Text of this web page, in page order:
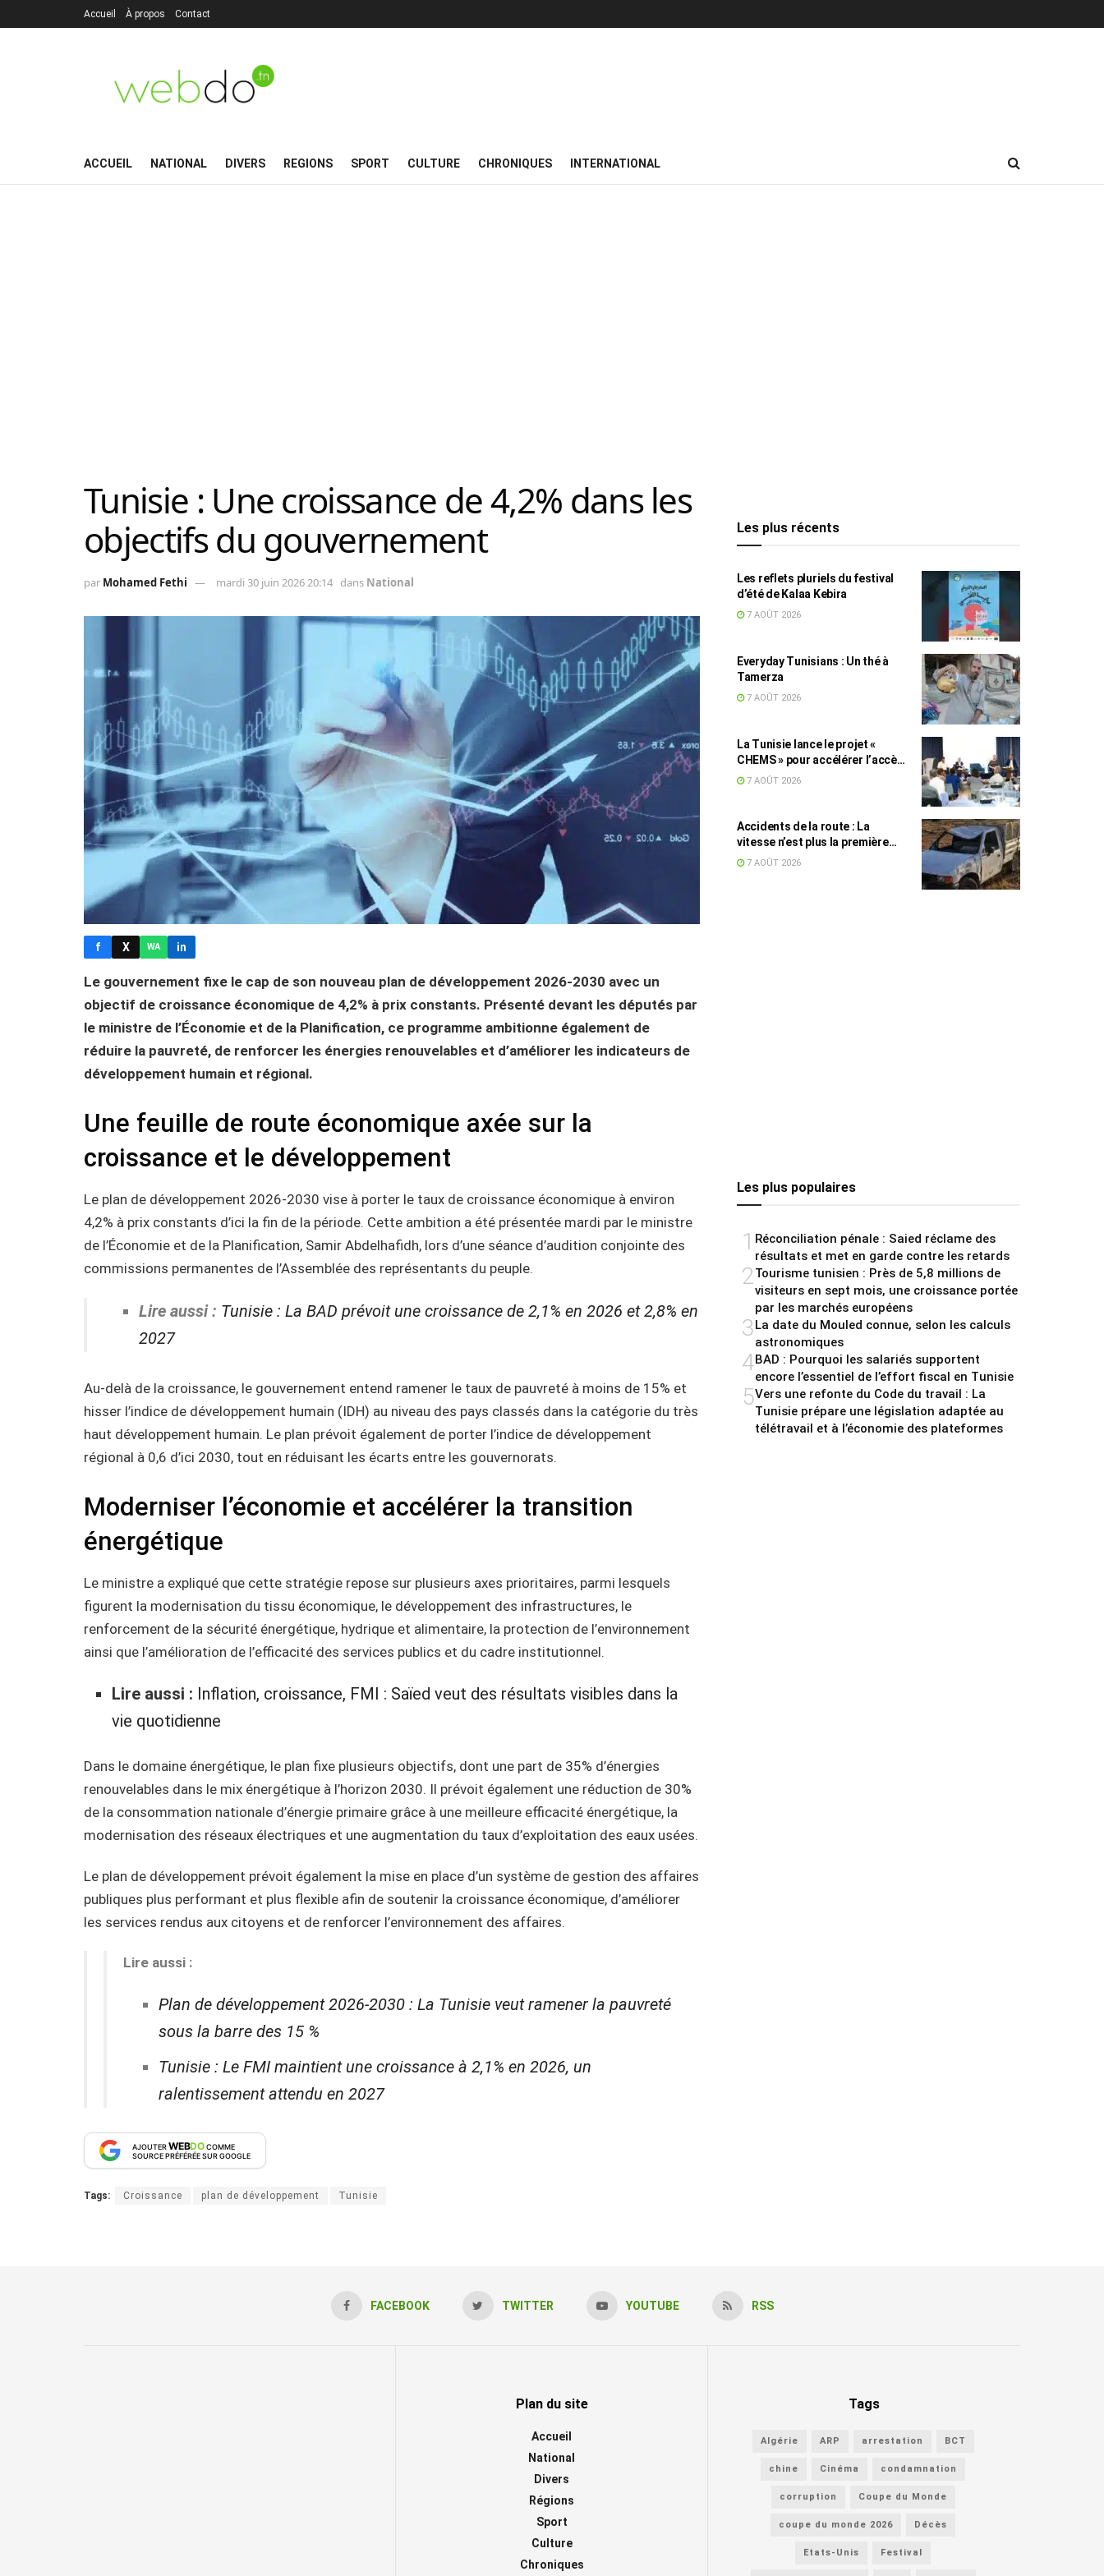
Accueil À propos Contact
ACCUEIL NATIONAL DIVERS REGIONS SPORT CULTURE CHRONIQUES INTERNATIONAL
Tunisie : Une croissance de 4,2% dans les
objectifs du gouvernement
par Mohamed Fethi mardi 30 juin 2026 20:14 dans National
f X WA in
Le gouvernement fixe le cap de son nouveau plan de développement 2026-2030 avec un
objectif de croissance économique de 4,2% à prix constants. Présenté devant les députés par
le ministre de l’Économie et de la Planification, ce programme ambitionne également de
réduire la pauvreté, de renforcer les énergies renouvelables et d’améliorer les indicateurs de
développement humain et régional.
Une feuille de route économique axée sur la
croissance et le développement
Le plan de développement 2026-2030 vise à porter le taux de croissance économique à environ
4,2% à prix constants d’ici la fin de la période. Cette ambition a été présentée mardi par le ministre
de l’Économie et de la Planification, Samir Abdelhafidh, lors d’une séance d’audition conjointe des
commissions permanentes de l’Assemblée des représentants du peuple.
Lire aussi : Tunisie : La BAD prévoit une croissance de 2,1% en 2026 et 2,8% en
2027
Au-delà de la croissance, le gouvernement entend ramener le taux de pauvreté à moins de 15% et
hisser l’indice de développement humain (IDH) au niveau des pays classés dans la catégorie du très
haut développement humain. Le plan prévoit également de porter l’indice de développement
régional à 0,6 d’ici 2030, tout en réduisant les écarts entre les gouvernorats.
Moderniser l’économie et accélérer la transition
énergétique
Le ministre a expliqué que cette stratégie repose sur plusieurs axes prioritaires, parmi lesquels
figurent la modernisation du tissu économique, le développement des infrastructures, le
renforcement de la sécurité énergétique, hydrique et alimentaire, la protection de l’environnement
ainsi que l’amélioration de l’efficacité des services publics et du cadre institutionnel.
Lire aussi : Inflation, croissance, FMI : Saïed veut des résultats visibles dans la
vie quotidienne
Dans le domaine énergétique, le plan fixe plusieurs objectifs, dont une part de 35% d’énergies
renouvelables dans le mix énergétique à l’horizon 2030. Il prévoit également une réduction de 30%
de la consommation nationale d’énergie primaire grâce à une meilleure efficacité énergétique, la
modernisation des réseaux électriques et une augmentation du taux d’exploitation des eaux usées.
Le plan de développement prévoit également la mise en place d’un système de gestion des affaires
publiques plus performant et plus flexible afin de soutenir la croissance économique, d’améliorer
les services rendus aux citoyens et de renforcer l’environnement des affaires.
Lire aussi :
Plan de développement 2026-2030 : La Tunisie veut ramener la pauvreté
sous la barre des 15 %
Tunisie : Le FMI maintient une croissance à 2,1% en 2026, un
ralentissement attendu en 2027
AJOUTERWEBDOCOMME
SOURCE PRÉFÉRÉE SUR GOOGLE
Tags: Croissance plan de développement Tunisie
Les plus récents
Les reflets pluriels du festival
d’été de Kalaa Kebira
7 AOÛT 2026
Everyday Tunisians : Un thé à
Tamerza
7 AOÛT 2026
La Tunisie lance le projet «
CHEMS » pour accélérer l’accès
des PME à l’énergie solaire
7 AOÛT 2026
Accidents de la route : La
vitesse n’est plus la première
cause, mais reste la plus
7 AOÛT 2026
Les plus populaires
1 Réconciliation pénale : Saied réclame des
résultats et met en garde contre les retards
2Tourisme tunisien : Près de 5,8 millions de
visiteurs en sept mois, une croissance portée
par les marchés européens
3La date du Mouled connue, selon les calculs
astronomiques
4BAD : Pourquoi les salariés supportent
encore l’essentiel de l’effort fiscal en Tunisie
5Vers une refonte du Code du travail : La
Tunisie prépare une législation adaptée au
télétravail et à l’économie des plateformes
FACEBOOK TWITTER YOUTUBE RSS
Plan du site
Accueil
National
Divers
Régions
Sport
Culture
Chroniques
Tags
Algérie ARP arrestation BCT
chine Cinéma condamnation
corruption Coupe du Monde
coupe du monde 2026 Décès
Etats-Unis Festival